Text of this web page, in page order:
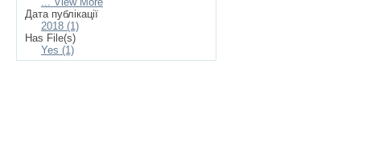
Дата публікації
2018 (1)
Has File(s)
Yes (1)